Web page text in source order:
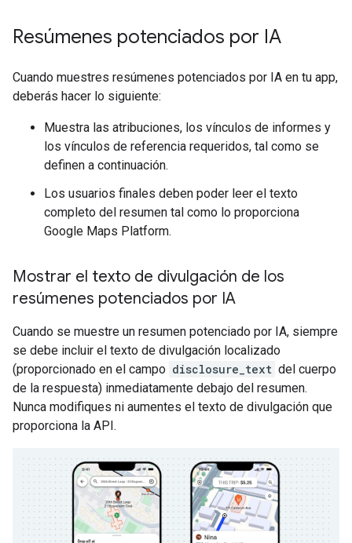
Resúmenes potenciados por IA
Cuando muestres resúmenes potenciados por IA en tu app,
deberás hacer lo siguiente:
Muestra las atribuciones, los vínculos de informes y
los vínculos de referencia requeridos, tal como se
definen a continuación.
Los usuarios finales deben poder leer el texto
completo del resumen tal como lo proporciona
Google Maps Platform.
Mostrar el texto de divulgación de los
resúmenes potenciados por IA
Cuando se muestre un resumen potenciado por IA, siempre
se debe incluir el texto de divulgación localizado
(proporcionado en el campo disclosure_text del cuerpo
de la respuesta) inmediatamente debajo del resumen.
Nunca modifiques ni aumentes el texto de divulgación que
proporciona la API.